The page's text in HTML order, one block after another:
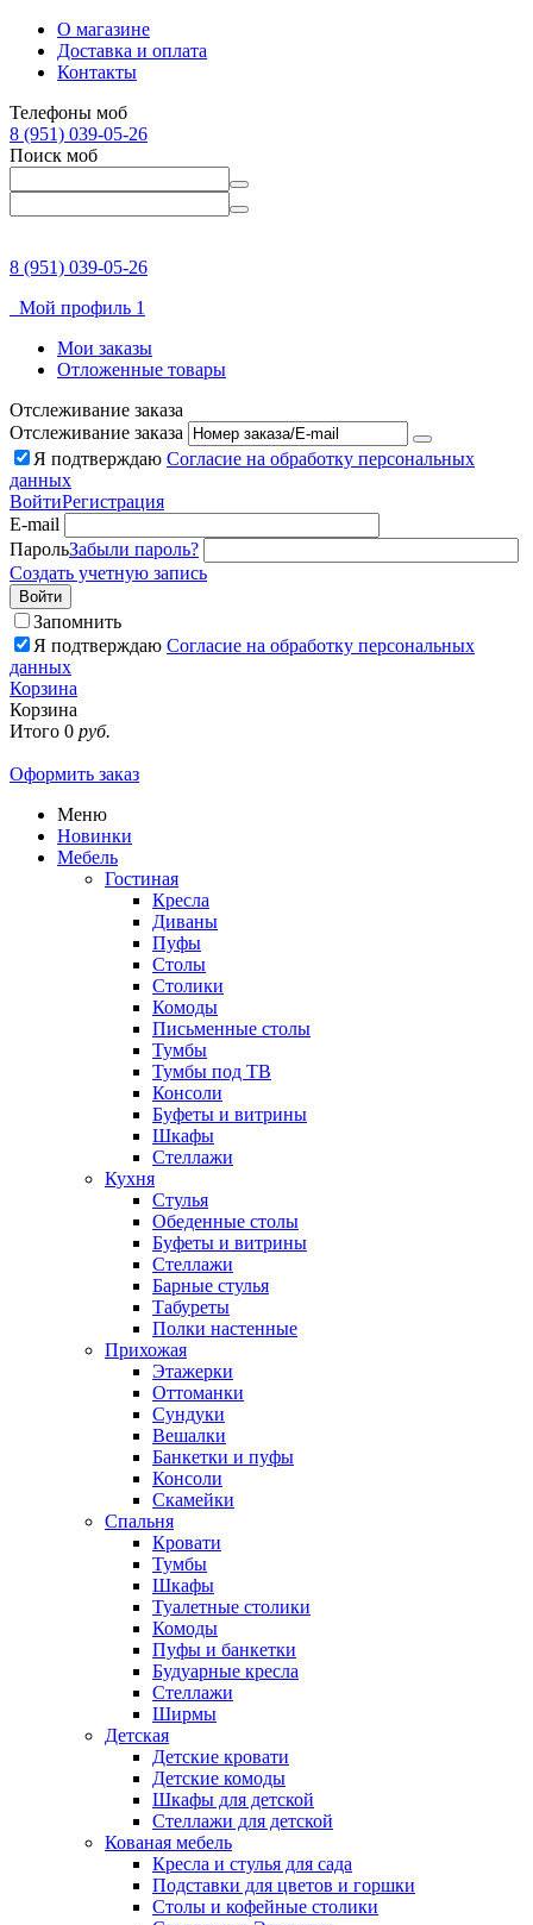
О магазине
Доставка и оплата
Контакты
Телефоны моб
8 (951) 039-05-26
Поиск моб
8 (951) 039-05-26
Мой профиль 1
Мои заказы
Отложенные товары
Отслеживание заказа
Отслеживание заказа
Я подтверждаю Согласие на обработку персональных
данных
ВойтиРегистрация
E-mail
ПарольЗабыли пароль?
Создать учетную запись
Войти
Запомнить
Я подтверждаю Согласие на обработку персональных
данных
Корзина
Корзина
Итого 0 руб.
Оформить заказ
Меню
Новинки
Мебель
Гостиная
Кресла
Диваны
Пуфы
Столы
Столики
Комоды
Письменные столы
Тумбы
Тумбы под ТВ
Консоли
Буфеты и витрины
Шкафы
Стеллажи
Кухня
Стулья
Обеденные столы
Буфеты и витрины
Стеллажи
Барные стулья
Табуреты
Полки настенные
Прихожая
Этажерки
Оттоманки
Сундуки
Вешалки
Банкетки и пуфы
Консоли
Скамейки
Спальня
Кровати
Тумбы
Шкафы
Туалетные столики
Комоды
Пуфы и банкетки
Будуарные кресла
Стеллажи
Ширмы
Детская
Детские кровати
Детские комоды
Шкафы для детской
Стеллажи для детской
Кованая мебель
Кресла и стулья для сада
Подставки для цветов и горшки
Столы и кофейные столики